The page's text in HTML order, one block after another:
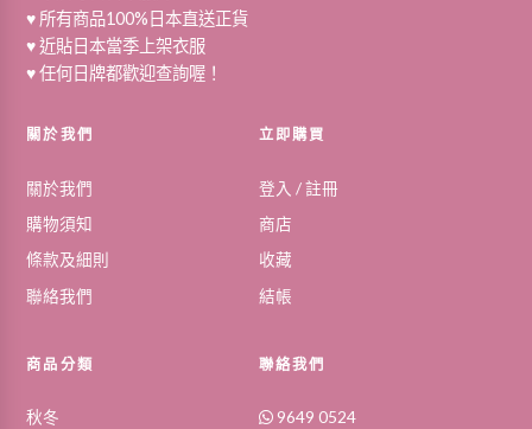
♥ 所有商品100%日本直送正貨
♥ 近貼日本當季上架衣服
♥ 任何日牌都歡迎查詢喔！
關於我們
關於我們
購物須知
條款及細則
聯絡我們
立即購買
登入 / 註冊
商店
收藏
結帳
商品分類
秋冬
聯絡我們
9649 0524